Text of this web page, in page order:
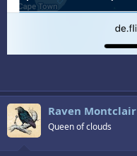
Raven Montclair
Queen of clouds